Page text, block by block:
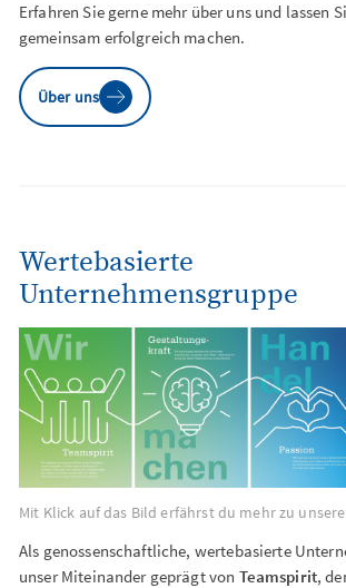
Erfahren Sie gerne mehr über uns und lassen
gemeinsam erfolgreich machen.
Über uns
Wertebasierte
Unternehmensgruppe
Mit Klick auf das Bild erfährst du mehr zu
Als genossenschaftliche, wertebasierte
unser Miteinander geprägt von Teamspirit,